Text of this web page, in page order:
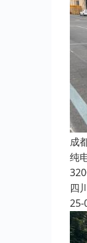
成
纯
四
25-